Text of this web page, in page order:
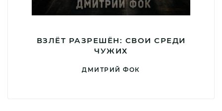
ВЗЛЁТ РАЗРЕШЁН: СВОИ СРЕДИ
ЧУЖИХ
ДМИТРИЙ ФОК